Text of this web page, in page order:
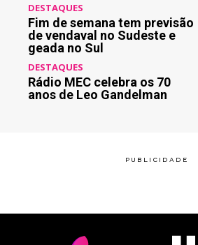
DESTAQUES
Fim de semana tem previsão
de vendaval no Sudeste e
geada no Sul
DESTAQUES
Rádio MEC celebra os 70
anos de Leo Gandelman